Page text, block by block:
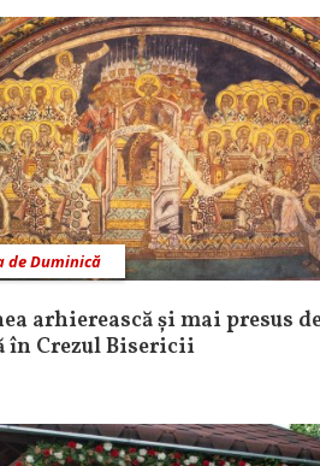
de Duminică
arhierească și mai presus
în Crezul Bisericii